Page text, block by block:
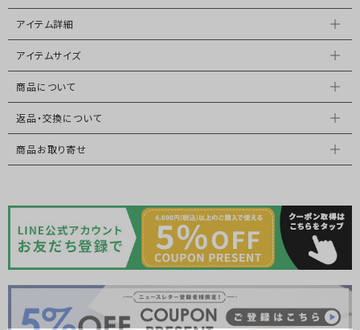
アイテム詳細
アイテムサイズ
商品について
返品・交換について
商品お取り寄せ